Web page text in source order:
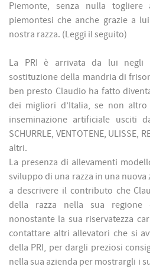
Piemonte, senza nulla
piemontesi che anche grazie a
nostra razza. (Leggi il seguito)
La PRI è arrivata da lui negli
sostituzione della mandria di
ben presto Claudio ha fatto
dei migliori d’Italia, se non
inseminazione artificiale usciti
SCHURRLE, VENTOTENE, ULISSE,
altri.
La presenza di allevamenti
sviluppo di una razza in una nuova
a descrivere il contributo che
della razza nella sua regione
nonostante la sua riservatezza
contattare altri allevatori che si
della PRI, per dargli preziosi
nella sua azienda per mostrargli i